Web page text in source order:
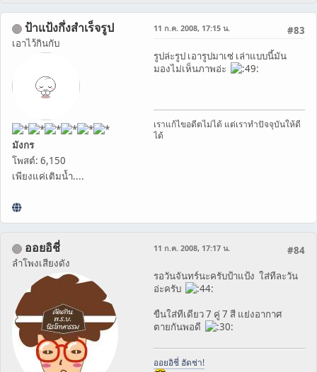
ป้าแป้งกึ่งสำเร็จรูป
เอาไว้กินกับ
มังกร
โพสต์: 6,150
เพียงแค่เติมน้ำ....
#83
11 ก.ค. 2008, 17:15 น.
รูปล่ะรูป เอารูปมาเซ่ เล่าแบบนี้มัน
มองไม่เห็นภาพอ่ะ
เราแก้ไขอดีตไม่ได้ แต่เราทำปัจจุบันให้ดี
ได้
ออยอิชี่
ลำโพงเสียงดัง
#84
11 ก.ค. 2008, 17:17 น.
รอวันจันทร์นะครับป้าแป้ง ใส่ทีละวัน
อ่ะครับ
ขืนใส่ทีเดียว 7 คู่ 7 สี แย่งอากาศ
ตายกันพอดี
ออยอิชี่ ฮัดช่า!